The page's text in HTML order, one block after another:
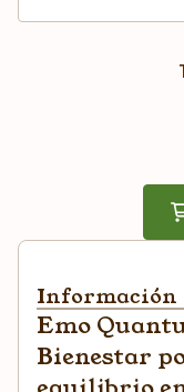
Información
Emo
Bienestar